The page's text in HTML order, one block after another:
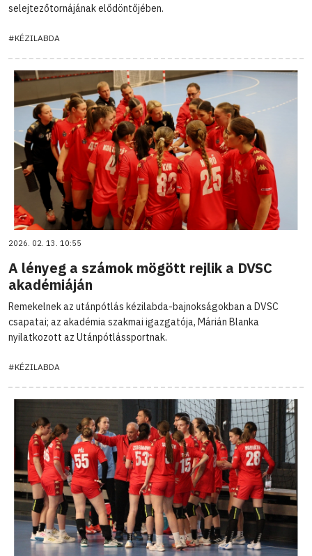
selejtezőtornájának elődöntőjében.
#KÉZILABDA
2026. 02. 13. 10:55
A lényeg a számok mögött rejlik a DVSC
akadémiáján
Remekelnek az utánpótlás kézilabda-bajnokságokban a DVSC
csapatai; az akadémia szakmai igazgatója, Márián Blanka
nyilatkozott az Utánpótlássportnak.
#KÉZILABDA